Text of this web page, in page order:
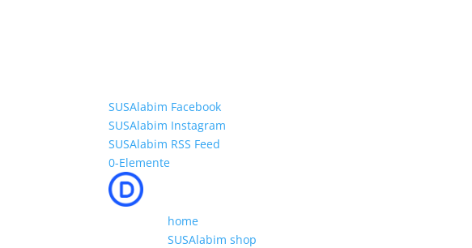
SUSAlabim Facebook
SUSAlabim Instagram
SUSAlabim RSS Feed
0-Elemente
home
SUSAlabim shop